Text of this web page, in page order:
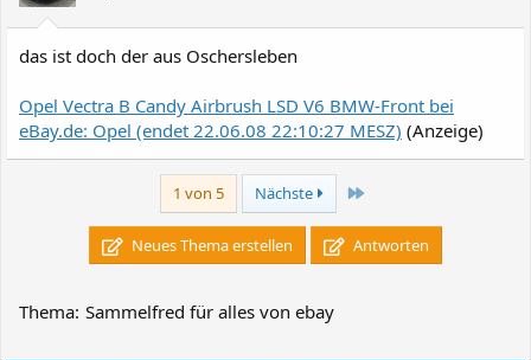
das ist doch der aus Oschersleben
Opel Vectra B Candy Airbrush LSD V6 BMW-Front bei
eBay.de: Opel (endet 22.06.08 22:10:27 MESZ) (Anzeige)
1 von 5 Nächste Letzte
Neues Thema erstellen Antworten
Thema: Sammelfred für alles von ebay